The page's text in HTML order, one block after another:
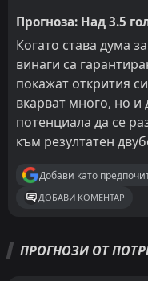
Прогноза: Над 3.5
Когато става дума
винаги са
покажат открития
вкарват много, но и
потенциала да се
към резултатен
Добави като
ДОБАВИ КОМЕНТАР
ПРОГНОЗИ ОТ